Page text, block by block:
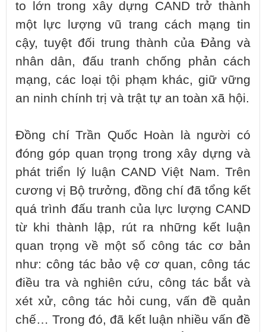
to lớn trong xây dựng CAND trở thành
một lực lượng vũ trang cách mạng tin
cậy, tuyệt đối trung thành của Đảng và
nhân dân, đấu tranh chống phản cách
mạng, các loại tội phạm khác, giữ vững
an ninh chính trị và trật tự an toàn xã hội.
Đồng chí Trần Quốc Hoàn là người có
đóng góp quan trọng trong xây dựng và
phát triển lý luận CAND Việt Nam. Trên
cương vị Bộ trưởng, đồng chí đã tổng kết
quá trình đấu tranh của lực lượng CAND
từ khi thành lập, rút ra những kết luận
quan trọng về một số công tác cơ bản
như: công tác bảo vệ cơ quan, công tác
điều tra và nghiên cứu, công tác bắt và
xét xử, công tác hỏi cung, vấn đề quản
chế… Trong đó, đã kết luận nhiều vấn đề